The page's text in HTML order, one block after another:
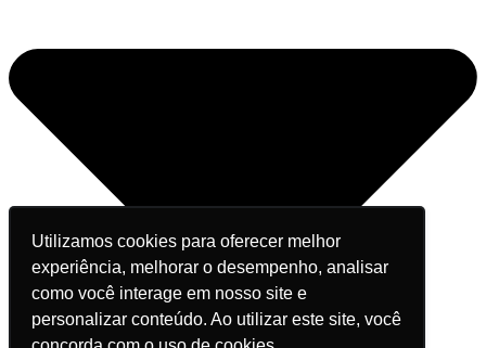
Utilizamos cookies para oferecer melhor
experiência, melhorar o desempenho, analisar
como você interage em nosso site e
personalizar conteúdo. Ao utilizar este site, você